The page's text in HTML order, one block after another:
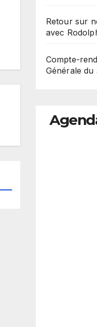
Retour sur
avec
Compte-
Générale du